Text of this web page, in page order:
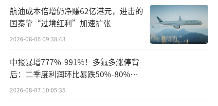
早在2018年，以《蓝盾药业一门心思钻
研“抗肿瘤血管抗体AVR2”》为题，深度报道
过蓝盾生物在研发新一代具有自主知识产权的
抗血管新生药物过程中取得的成果，并将其形
容为“抗癌黑科技”。
航油成本倍增仍净赚62亿港元，进击的
国泰靠“过境红利”加速扩张
2026-08-06 09:38:43
中报暴增777%-991%！多氟多涨停背
后：二季度利润环比暴跌50%-80%，
是黄金坑还是陷阱？
2026-08-07 10:05:35